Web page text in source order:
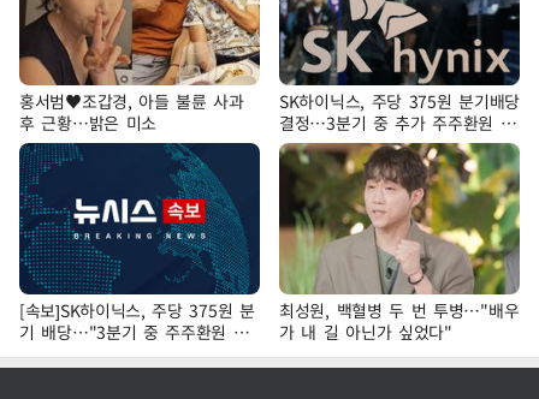
홍서범♥조갑경, 아들 불륜 사과
후 근황…밝은 미소
SK하이닉스, 주당 375원 분기배당
결정…3분기 중 추가 주주환원 발
표
[속보]SK하이닉스, 주당 375원 분
기 배당…"3분기 중 주주환원 방
안 확정"
최성원, 백혈병 두 번 투병…"배우
가 내 길 아닌가 싶었다"